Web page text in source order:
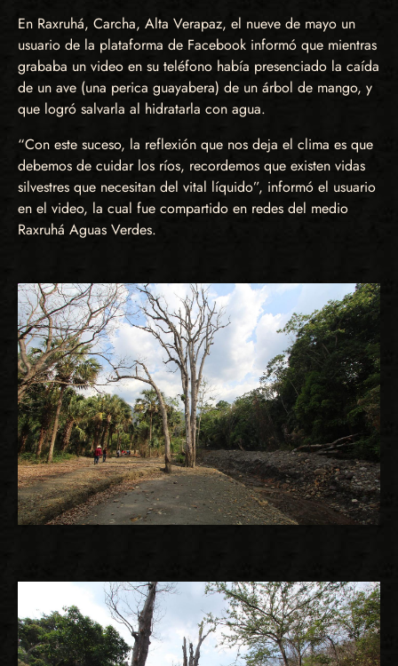
En Raxruhá, Carcha, Alta Verapaz, el nueve de mayo un
usuario de la plataforma de Facebook informó que mientras
grababa un video en su teléfono había presenciado la caída
de un ave (una perica guayabera) de un árbol de mango, y
que logró salvarla al hidratarla con agua.
“Con este suceso, la reflexión que nos deja el clima es que
debemos de cuidar los ríos, recordemos que existen vidas
silvestres que necesitan del vital líquido”, informó el usuario
en el video, la cual fue compartido en redes del medio
Raxruhá Aguas Verdes.